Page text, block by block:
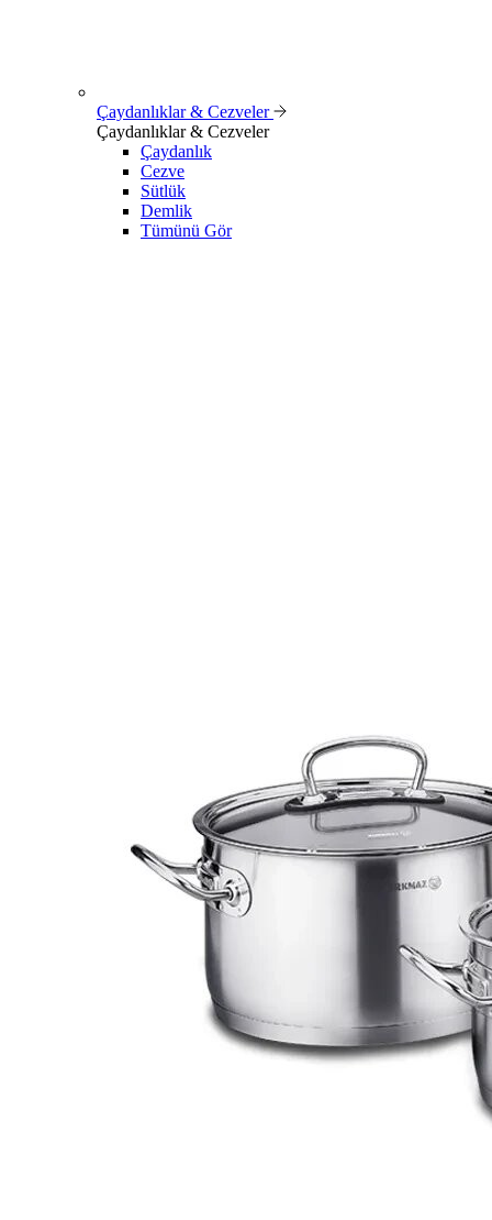
Çaydanlıklar & Cezveler
Çaydanlıklar & Cezveler
Çaydanlık
Cezve
Sütlük
Demlik
Tümünü Gör